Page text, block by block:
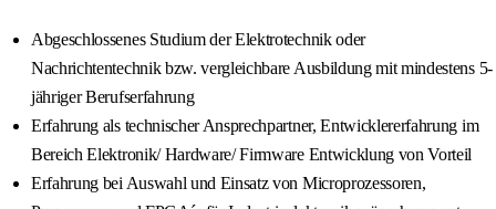
Abgeschlossenes Studium der Elektrotechnik oder
Nachrichtentechnik bzw. vergleichbare Ausbildung mit mindestens 5-
jähriger Berufserfahrung
Erfahrung als technischer Ansprechpartner, Entwicklererfahrung im
Bereich Elektronik/ Hardware/ Firmware Entwicklung von Vorteil
Erfahrung bei Auswahl und Einsatz von Microprozessoren,